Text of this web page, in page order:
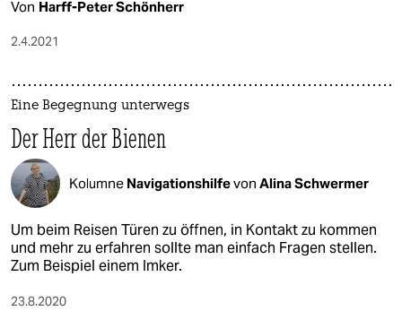
Von Harff-Peter Schönherr
2.4.2021
Eine Begegnung unterwegs
Der Herr der Bienen
Kolumne Navigationshilfe​von Alina Schwermer
Um beim Reisen Türen zu öffnen, in Kontakt zu kommen
und mehr zu erfahren sollte man einfach Fragen stellen.
Zum Beispiel einem Imker.
23.8.2020